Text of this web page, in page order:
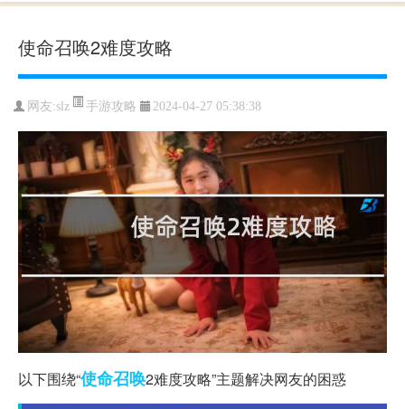
使命召唤2难度攻略
网友:slz 手游攻略 2024-04-27 05:38:38
以下围绕“使命召唤2难度攻略”主题解决网友的困惑